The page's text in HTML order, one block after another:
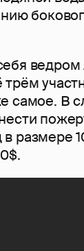
В
размере